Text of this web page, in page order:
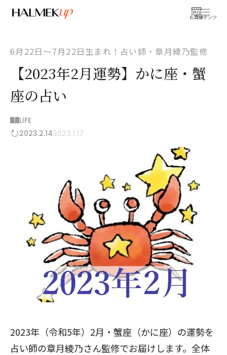
お買物
コンテンツ
6月22日〜7月22日生まれ！占い師・章月綾乃監修
【2023年2月運勢】かに座・蟹
座の占い
LIFE
2023.2.142023.1.17
2023年（令和5年）2月・蟹座（かに座）の運勢を
占い師の章月綾乃さん監修でお届けします。全体